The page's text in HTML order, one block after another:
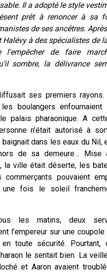
Il a adopté le style
prêt à renoncer à sa
de ses ancêtres.
Halévy à des spécialistes de
l'empêcher de faire
sombre, la délivrance
ses premiers
boulangers enfournaient
palais pharaonique. A
n’était autorisé à
baignait dans les eaux du Nil,
de sa demeure… Mise
la ville était déserte, les
commerçants pouvaient
une fois le soleil
les matins, deux
l’empereur sur une coupole
toute sécurité. Pourtant,
le sentait bien. La
et Aaron avaient